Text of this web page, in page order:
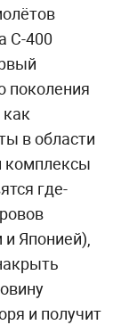
С-400
поколения
в области
комплексы
где-
Японией),
и получит